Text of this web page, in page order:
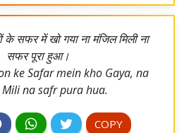
के सफर में खो गया ना मंजिल मिली ना
सफर पूरा हुआ।
ke Safar mein kho Gaya, na
na safr pura hua.